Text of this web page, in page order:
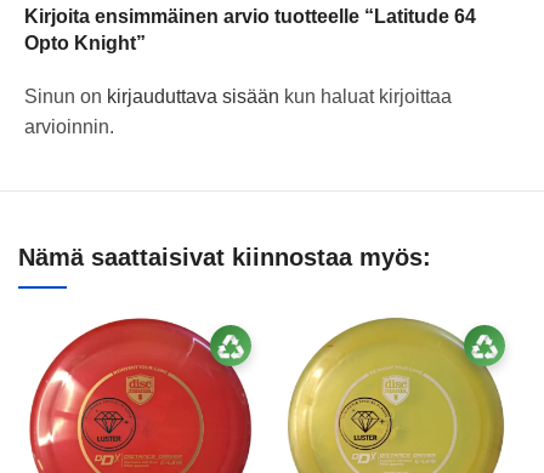
Kirjoita ensimmäinen arvio tuotteelle “Latitude 64
Opto Knight”
Sinun on kirjauduttava sisään kun haluat kirjoittaa
arvioinnin.
Nämä saattaisivat kiinnostaa myös: